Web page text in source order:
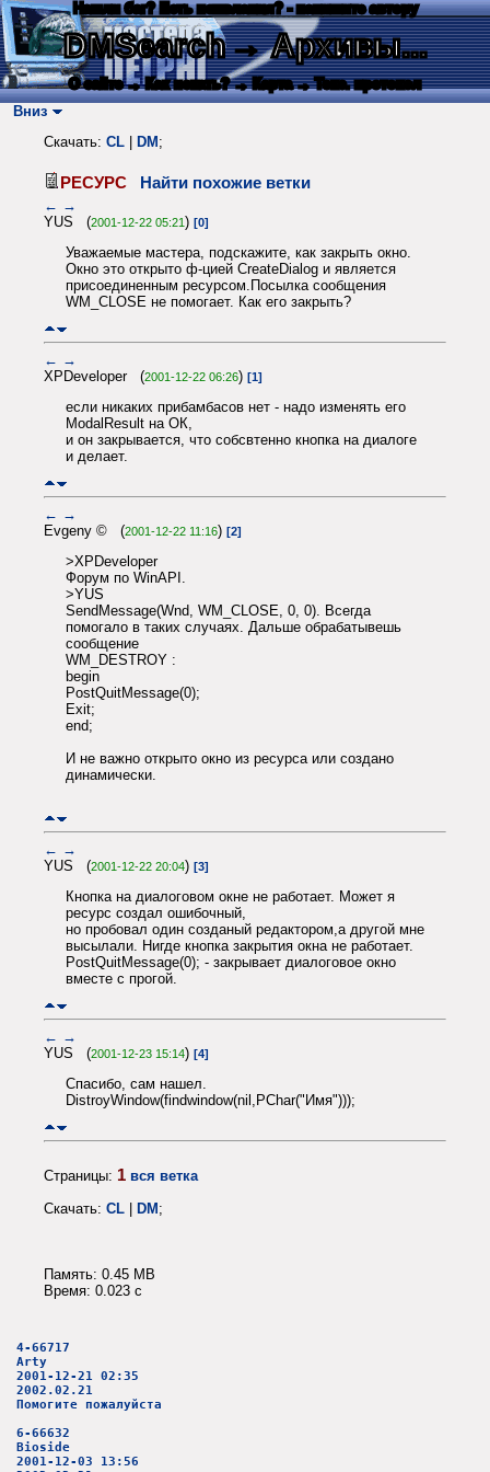
Нашли баг? Есть пожелания? - напишите автору
DMSearch→ Архивы...
О сайте → Как искать? → Карта → Текс. протокол
Вниз
Скачать: CL DM ;
РЕСУРС Найти похожие ветки
← →
YUS (2001-12-22 05:21) [0]
Уважаемые мастера, подскажите, как закрыть окно.
Окно это открыто ф-цией CreateDialog и является
присоединенным ресурсом.Посылка сообщения
WM_CLOSE не помогает. Как его закрыть?
← →
XPDeveloper (2001-12-22 06:26) [1]
если никаких прибамбасов нет - надо изменять его
ModalResult на ОК,
и он закрывается, что собсвтенно кнопка на диалоге
и делает.
← →
Evgeny © (2001-12-22 11:16) [2]
>XPDeveloper
Форум по WinAPI.
>YUS
SendMessage(Wnd, WM_CLOSE, 0, 0). Всегда
помогало в таких случаях. Дальше обрабатывешь
сообщение
WM_DESTROY :
begin
PostQuitMessage(0);
Exit;
end;
И не важно открыто окно из ресурса или создано
динамически.
← →
YUS (2001-12-22 20:04) [3]
Кнопка на диалоговом окне не работает. Может я
ресурс создал ошибочный,
но пробовал один созданый редактором,а другой мне
высылали. Нигде кнопка закрытия окна не работает.
PostQuitMessage(0); - закрывает диалоговое окно
вместе с прогой.
← →
YUS (2001-12-23 15:14) [4]
Спасибо, сам нашел.
DistroyWindow(findwindow(nil,PChar("Имя")));
Страницы: 1 вся ветка
Скачать: CL | DM;
Память: 0.45 MB
Время: 0.023 c
4-66717
Arty
2001-12-21 02:35
2002.02.21
Помогите пожалуйста
6-66632
Bioside
2001-12-03 13:56